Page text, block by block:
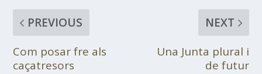
PREVIOUS
Com posar fre als
caçatresors
NEXT
Una Junta plural i
de futur